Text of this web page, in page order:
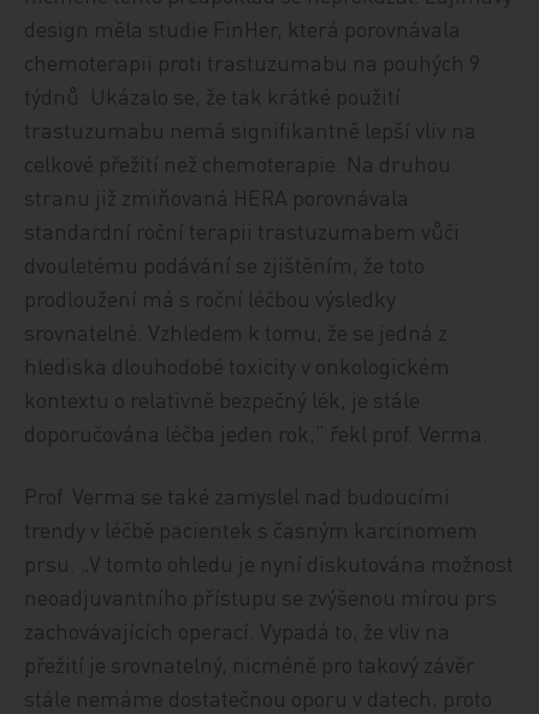
design měla studie FinHer, která porovnávala
chemoterapii proti trastuzumabu na pouhých 9
týdnů. Ukázalo se, že tak krátké použití
trastuzumabu nemá signifikantně lepší vliv na
celkové přežití než chemoterapie. Na druhou
stranu již zmiňovaná HERA porovnávala
standardní roční terapii trastuzumabem vůči
dvouletému podávání se zjištěním, že toto
prodloužení má s roční léčbou výsledky
srovnatelné. Vzhledem k tomu, že se jedná z
hlediska dlouhodobé toxicity v onkologickém
kontextu o relativně bezpečný lék, je stále
doporučována léčba jeden rok,“ řekl prof. Verma.
Prof. Verma se také zamyslel nad budoucími
trendy v léčbě pacientek s časným karcinomem
prsu. „V tomto ohledu je nyní diskutována možnost
neoadjuvantního přístupu se zvýšenou mírou prs
zachovávajících operací. Vypadá to, že vliv na
přežití je srovnatelný, nicméně pro takový závěr
stále nemáme dostatečnou oporu v datech, proto